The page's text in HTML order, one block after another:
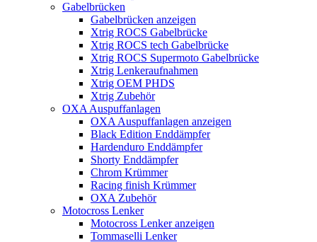
Gabelbrücken
Gabelbrücken anzeigen
Xtrig ROCS Gabelbrücke
Xtrig ROCS tech Gabelbrücke
Xtrig ROCS Supermoto Gabelbrücke
Xtrig Lenkeraufnahmen
Xtrig OEM PHDS
Xtrig Zubehör
OXA Auspuffanlagen
OXA Auspuffanlagen anzeigen
Black Edition Enddämpfer
Hardenduro Enddämpfer
Shorty Enddämpfer
Chrom Krümmer
Racing finish Krümmer
OXA Zubehör
Motocross Lenker
Motocross Lenker anzeigen
Tommaselli Lenker